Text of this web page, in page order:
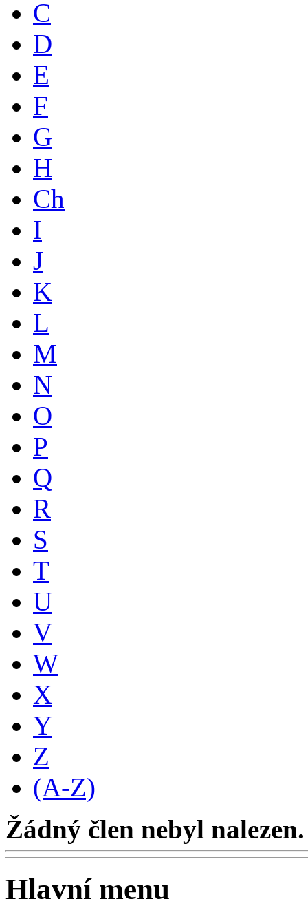
C
D
E
F
G
H
Ch
I
J
K
L
M
N
O
P
Q
R
S
T
U
V
W
X
Y
Z
(A-Z)
Žádný člen nebyl nalezen.
Hlavní menu